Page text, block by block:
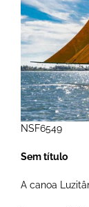
NSF6549
Sem título
A canoa